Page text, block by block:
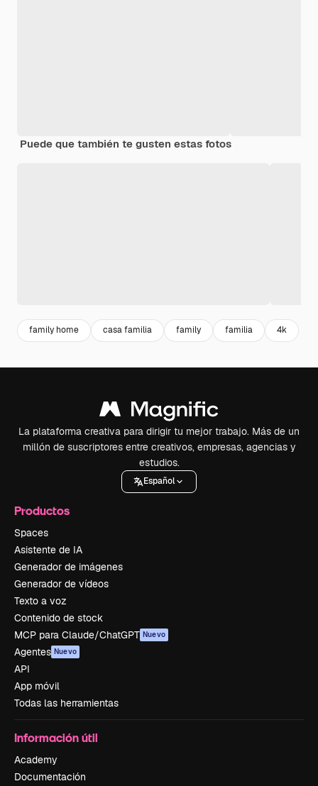
Puede que también te gusten estas fotos
family home casa familia family familia 4k
La plataforma creativa para dirigir tu mejor trabajo. Más de un
millón de suscriptores entre creativos, empresas, agencias y
estudios.
Español
Productos
Spaces
Asistente de IA
Generador de imágenes
Generador de vídeos
Texto a voz
Contenido de stock
MCP para Claude/ChatGPT Nuevo
Agentes Nuevo
API
App móvil
Todas las herramientas
Información útil
Academy
Documentación